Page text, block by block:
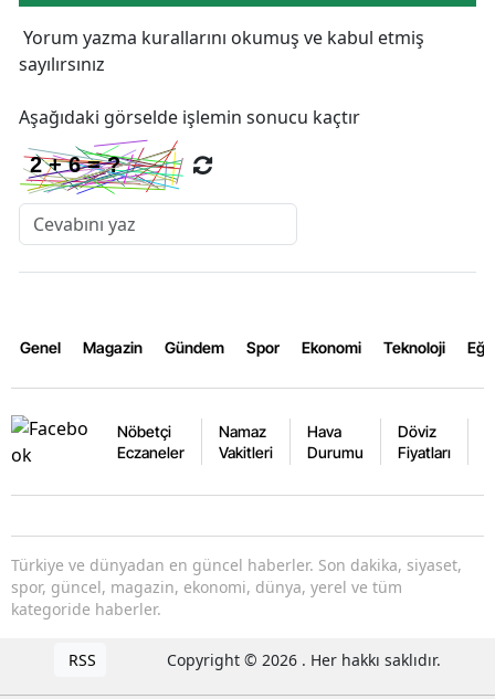
Yorum yazma kurallarını okumuş ve kabul etmiş
sayılırsınız
Aşağıdaki görselde işlemin sonucu kaçtır
Genel Magazin Gündem Spor Ekonomi Teknoloji
Nöbetçi
Eczaneler
Namaz
Vakitleri
Hava
Durumu
Döviz
Fiyatları
Türkiye ve dünyadan en güncel haberler. Son dakika, siyaset,
spor, güncel, magazin, ekonomi, dünya, yerel ve tüm
kategoride haberler.
RSS Copyright © 2026 . Her hakkı saklıdır.